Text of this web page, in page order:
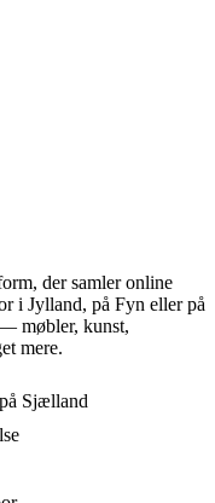
der samler online
i Jylland, på Fyn eller på
møbler, kunst,
mere.
Sjælland